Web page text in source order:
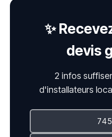
✨
devis
2 infos
d'installateurs